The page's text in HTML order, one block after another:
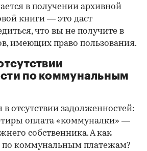
в получении архивной
книги — это даст
что вы не получите в
имеющих право пользования.
по коммунальным
в отсутствии задолженностей:
оплата «коммуналки» —
собственника. А как
по коммунальным платежам?